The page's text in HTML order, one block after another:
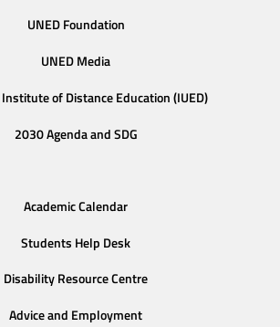
UNED Foundation
UNED Media
of Distance Education (IUED)
2030 Agenda and SDG
Academic Calendar
Students Help Desk
Disability Resource Centre
Advice and Employment